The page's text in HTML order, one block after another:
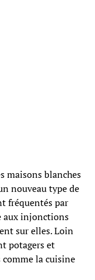
maisons blanches
nouveau type de
fréquentés par
aux injonctions
sur elles. Loin
potagers et
la cuisine